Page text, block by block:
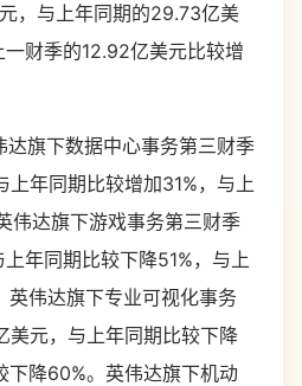
，与上年同期的29.73亿美
财季的12.92亿美元比较增
旗下数据中心事务第三财季
年同期比较增加31%，与上
伟达旗下游戏事务第三财季
年同期比较下降51%，与上
英伟达旗下专业可视化事务
美元，与上年同期比较下降
下降60%。英伟达旗下机动